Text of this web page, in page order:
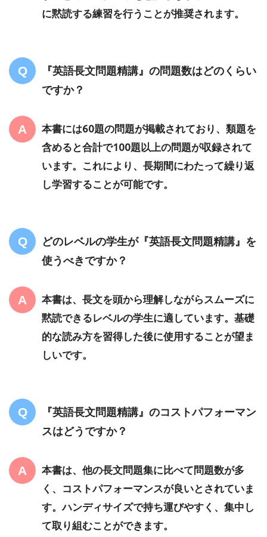
に黙読する練習を行うことが推奨されます。
『英語長文問題精講』の問題数はどのくらい
ですか？
本書には60題の問題が掲載されており、類題を
含めると合計で100題以上の問題が収録されて
います。これにより、長期間にわたって繰り返
し学習することが可能です。
どのレベルの学生が『英語長文問題精講』を
使うべきですか？
本書は、長文を頭から理解しながらスムーズに
黙読できるレベルの学生に適しています。基礎
的な読み方を習得した後に使用することが望ま
しいです。
『英語長文問題精講』のコストパフォーマン
スはどうですか？
本書は、他の長文問題集に比べて問題数が多
く、コストパフォーマンスが良いとされていま
す。ハンディサイズで持ち運びやすく、集中し
て取り組むことができます。